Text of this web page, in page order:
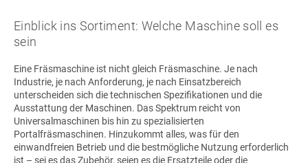
Einblick ins Sortiment: Welche Maschine soll es
sein
Eine Fräsmaschine ist nicht gleich Fräsmaschine. Je nach
Industrie, je nach Anforderung, je nach Einsatzbereich
unterscheiden sich die technischen Spezifikationen und die
Ausstattung der Maschinen. Das Spektrum reicht von
Universalmaschinen bis hin zu spezialisierten
Portalfräsmaschinen. Hinzukommt alles, was für den
einwandfreien Betrieb und die bestmögliche Nutzung erforderlich
ist – sei es das Zubehör, seien es die Ersatzteile oder die